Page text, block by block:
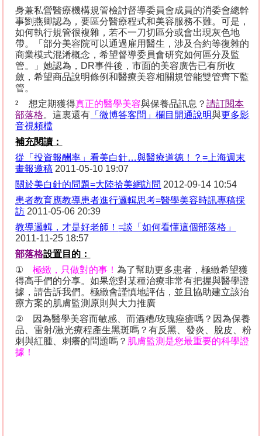
身兼私營醫療機構規管檢討督導委員會成員的消委會總幹
事劉燕卿認為，要區分醫療程式和美容服務不難。可是，
如何執行規管很複雜，若不一刀切區分或會出現灰色地
帶。「部分美容院可以通過雇用醫生，涉及合約等復雜的
商業模式混淆概念，希望督導委員會研究如何區分及監
管。」她認為， DR事件後，市面的美容廣告已有所收
斂，希望商品說明條例和醫療美容相關規管能雙管齊下監
管。
²
想定期獲得真正的醫學美容與保養品訊息？請訂閱本
部落格。這裏還有 「微博答客問」欄目開通說明與更多影
音視頻檔
補充閱讀：
從「投資報酬率」看美白針…與醫療道德！？= 上海週末
畫報邀稿 2011-05-10 19:07
關於美白針的問題=大陸拾美網訪問 2012-09-14 10:54
患者教育應教導患者進行邏輯思考=醫學美容時訊專稿採
訪 2011-05-06 20:39
教導邏輯，才是好老師！=談「如何看懂這個部落格」
2011-11-25 18:57
部落格設置目的：
①
極緻，只做對的事！為了幫助更多患者，極緻希望獲
得高手們的分享。如果您對某種治療非常有把握與醫學證
據，請告訴我們。極緻會謹慎地評估，並且協助建立該治
療方案的肌膚監測原則與大力推廣
②
因為醫學美容而敏感、而酒糟/玫瑰痤瘡嗎？因為保養
品、雷射/激光療程產生黑斑嗎？有反黑、發炎、脫皮、粉
刺與紅腫、刺癢的問題嗎？ 肌膚監測是您最重要的科學證
據！